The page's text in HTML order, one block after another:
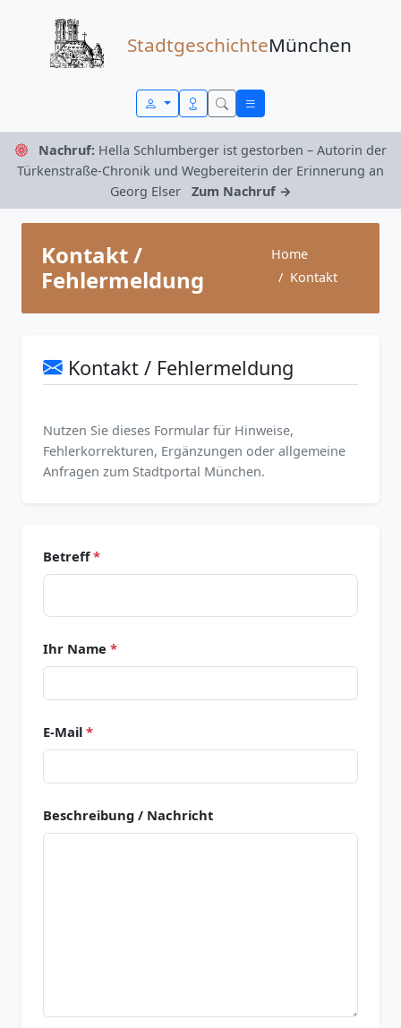
StadtgeschichteMünchen
Nachruf: Hella Schlumberger ist gestorben – Autorin der
Türkenstraße-Chronik und Wegbereiterin der Erinnerung an
Georg Elser
Zum Nachruf →
Kontakt /
Fehlermeldung
Home
Kontakt
Kontakt / Fehlermeldung
Nutzen Sie dieses Formular für Hinweise,
Fehlerkorrekturen, Ergänzungen oder allgemeine
Anfragen zum Stadtportal München.
Betreff*
Ihr Name *
E-Mail *
Beschreibung / Nachricht